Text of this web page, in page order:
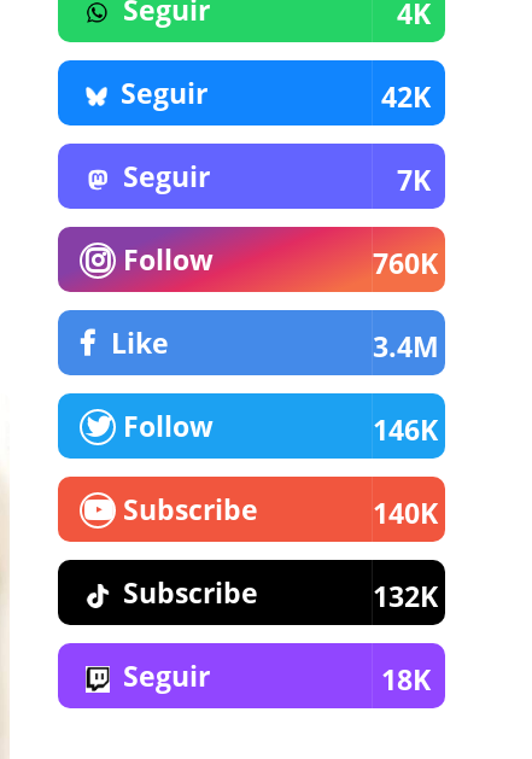
Seguir 4K
Seguir 42K
Seguir 7K
Follow 760K
Like 3.4M
Follow 146K
Subscribe 140K
Subscribe 132K
Seguir 18K